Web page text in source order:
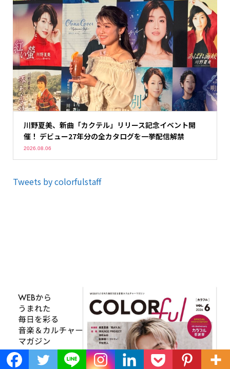
川野夏美、新曲「カクテル」リリース記念イベント開
催！ デビュー27年分の全カタログを一挙配信解禁
2026.08.06
Tweets by colorfulstaff